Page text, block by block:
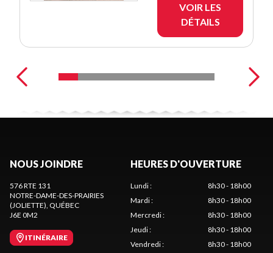
VOIR LES
DÉTAILS
NOUS JOINDRE
576 RTE 131
NOTRE-DAME-DES-PRAIRIES
(JOLIETTE) , QUÉBEC
J6E 0M2
ITINÉRAIRE
HEURES D'OUVERTURE
Lundi:
8h30 - 18h00
Mardi:
8h30 - 18h00
Mercredi:
8h30 - 18h00
Jeudi:
8h30 - 18h00
Vendredi:
8h30 - 18h00